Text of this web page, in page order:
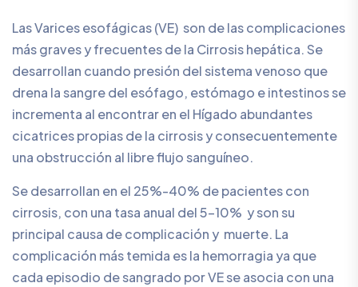
Las Varices esofágicas (VE) son de las complicaciones
más graves y frecuentes de la Cirrosis hepática. Se
desarrollan cuando presión del sistema venoso que
drena la sangre del esófago, estómago e intestinos se
incrementa al encontrar en el Hígado abundantes
cicatrices propias de la cirrosis y consecuentemente
una obstrucción al libre flujo sanguíneo.
Se desarrollan en el 25%-40% de pacientes con
cirrosis, con una tasa anual del 5-10% y son su
principal causa de complicación y muerte. La
complicación más temida es la hemorragia ya que
cada episodio de sangrado por VE se asocia con una